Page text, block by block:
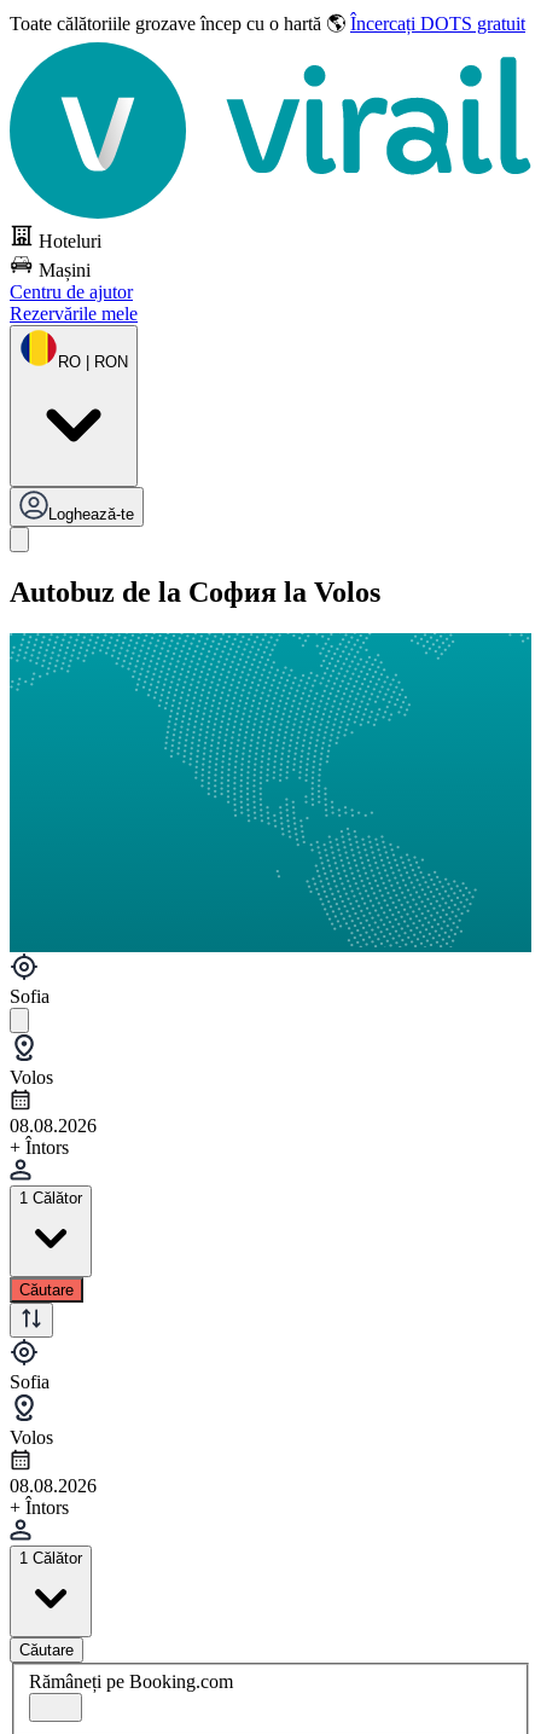
Toate călătoriile grozaveîncep cu o hartă 🌎 Încercați DOTS gratuit
Hoteluri
Mașini
Centru de ajutor
Rezervările mele
RO | RON
Loghează-te
Autobuz de la София la Volos
Sofia
Volos
08.08.2026
+ Întors
1 Călător
Căutare
Sofia
Volos
08.08.2026
+ Întors
1 Călător
Căutare
Rămâneți pe Booking.com